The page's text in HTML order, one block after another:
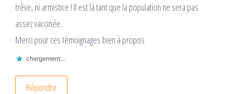
trêve, ni armistice ! Il est là tant que la population ne sera pas
assez vaccinée.
Merci pour ces témoignages bien à propos
chargement…
Répondre